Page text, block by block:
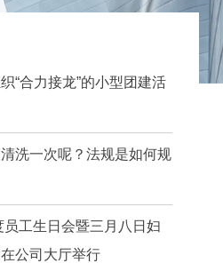
“合力接龙”的小型团建活
洗一次呢？法规是如何规
员工生日会暨三月八日妇
公司大厅举行